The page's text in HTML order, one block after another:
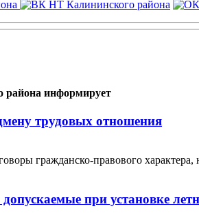
района информирует
трудовых отношения
гражданско-правового
при установке